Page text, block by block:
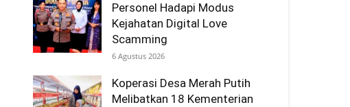
Personel Hadapi Modus
Kejahatan Digital Love
Scamming
6 Agustus 2026
Koperasi Desa Merah Putih
Melibatkan 18 Kementerian